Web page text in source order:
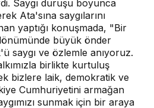
Saygı duruşu boyunca
Ata'sına saygılarını
yaptığı konuşmada, "Bir
büyük önder
saygı ve özlemle anıyoruz.
birlikte kurtuluş
bizlere laik, demokratik ve
Cumhuriyetini armağan
sunmak için bir araya